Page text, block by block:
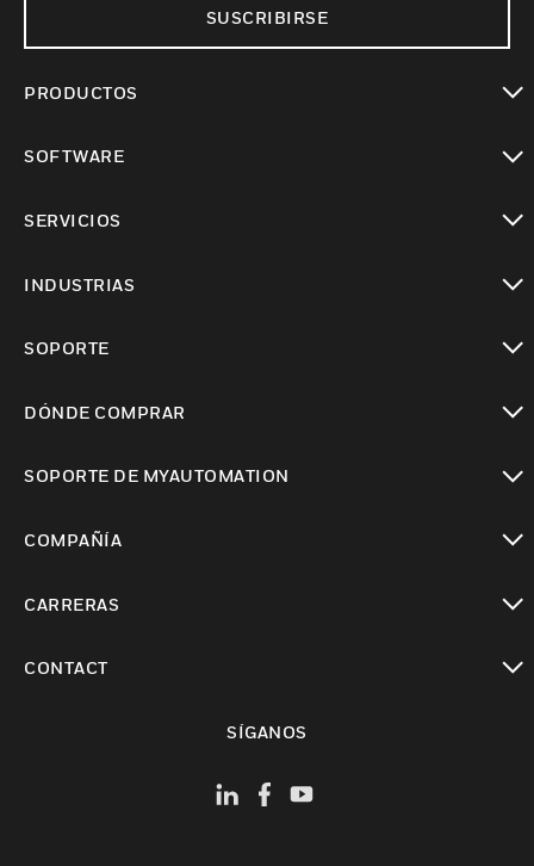
SUSCRIBIRSE
PRODUCTOS
SOFTWARE
SERVICIOS
INDUSTRIAS
SOPORTE
DÓNDE COMPRAR
SOPORTE DE MYAUTOMATION
COMPAÑÍA
CARRERAS
CONTACT
SÍGANOS